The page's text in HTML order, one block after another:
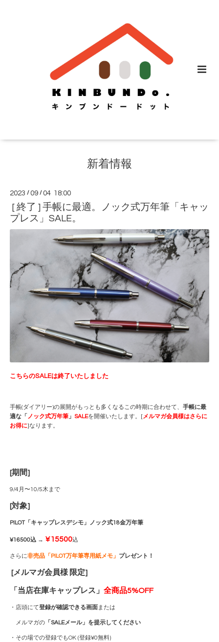
新着情報
2023 /09 /04 18:00
[ 終了 ] 手帳に最適。ノック式万年筆「キャッ
プレス」SALE。
こちらのSALEは終了いたしました
手帳(ダイアリー)の展開がもっとも多くなるこの時期に合わせて、 手帳に最
適な「 ノック式万年筆 」 SALEを開催いたします。[メルマガ会員様はさらに
お得に]なります。
[期間]
9/4月〜10/5木まで
[対象]
PILOT「キャップレスデシモ」ノック式18金万年筆
¥16500込 → ¥15500込
さらに非売品「PILOT万年筆専用紙メモ」 プレゼント！
[メルマガ会員様 限定]
「当店在庫キャップレス」 全商品5%OFF
・店頭にて登録が確認できる画面または
メルマガの 「SALEメール」を提示してください
・その場での登録でもOK (登録¥0無料)